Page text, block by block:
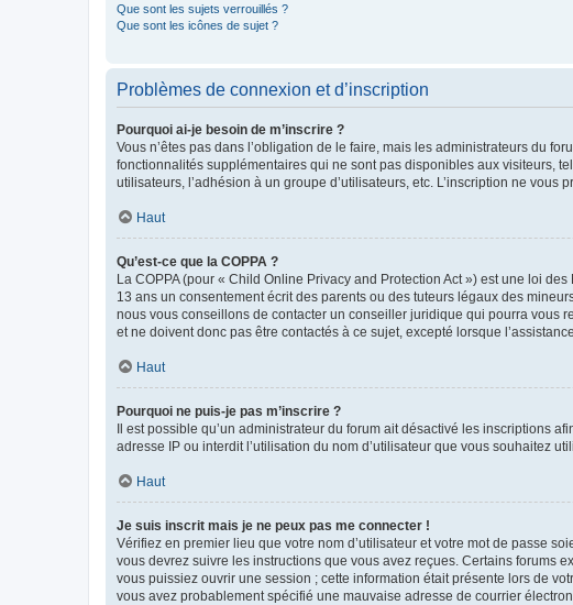
Que sont les sujets verrouillés ?
Que sont les icônes de sujet ?
Problèmes de connexion et d’inscription
Pourquoi ai-je besoin de m’inscrire ?
Vous n’êtes pas dans l’obligation de le faire, mais les administrateurs du
fonctionnalités supplémentaires qui ne sont pas disponibles aux visiteurs,
utilisateurs, l’adhésion à un groupe d’utilisateurs, etc. L’inscription ne
Haut
Qu’est-ce que la COPPA ?
La COPPA (pour « Child Online Privacy and Protection Act ») est une loi
13 ans un consentement écrit des parents ou des tuteurs légaux des
nous vous conseillons de contacter un conseiller juridique qui pourra vous
et ne doivent donc pas être contactés à ce sujet, excepté lorsque
Haut
Pourquoi ne puis-je pas m’inscrire ?
Il est possible qu’un administrateur du forum ait désactivé les inscriptions
adresse IP ou interdit l’utilisation du nom d’utilisateur que vous souhaitez
Haut
Je suis inscrit mais je ne peux pas me connecter !
Vérifiez en premier lieu que votre nom d’utilisateur et votre mot de passe
vous devrez suivre les instructions que vous avez reçues. Certains forums
vous puissiez ouvrir une session ; cette information était présente lors de
vous avez probablement spécifié une mauvaise adresse de courrier